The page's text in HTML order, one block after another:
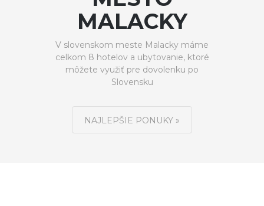
MALACKY
V slovenskom meste Malacky máme
celkom 8 hotelov a ubytovanie, ktoré
môžete využiť pre dovolenku po
Slovensku
NAJLEPŠIE PONUKY »